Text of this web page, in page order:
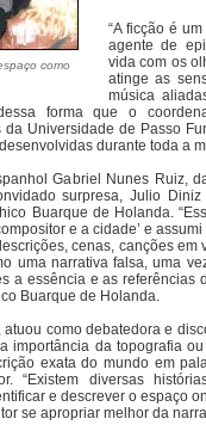
como
“A ficção é
agente de
vida com os
atinge as
música
forma que o
Universidade de Passo
durante toda a
Gabriel Nunes Ruiz,
surpresa, Julio
Buarque de Holanda.
e a cidade’ e
cenas, canções em
uma narrativa falsa, uma
a essência e as referências
Buarque de Holanda.
como debatedora e
importância da topografia
exata do mundo em
“Existem diversas
e descrever o espaço
se apropriar melhor da